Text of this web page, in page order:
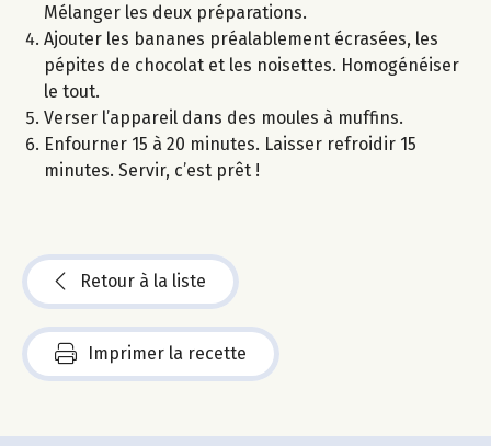
Mélanger les deux préparations.
Ajouter les bananes préalablement écrasées, les
pépites de chocolat et les noisettes. Homogénéiser
le tout.
Verser l’appareil dans des moules à muffins.
Enfourner 15 à 20 minutes. Laisser refroidir 15
minutes. Servir, c’est prêt !
Retour à la liste
Imprimer la recette